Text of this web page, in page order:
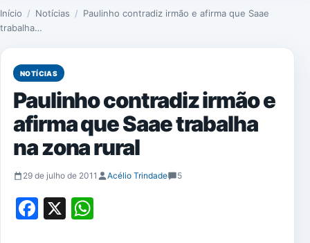
Início / Notícias / Paulinho contradiz irmão e afirma que Saae
trabalha…
NOTÍCIAS
Paulinho contradiz irmão e
afirma que Saae trabalha
na zona rural
29 de julho de 2011 Acélio Trindade 5
Facebook
X